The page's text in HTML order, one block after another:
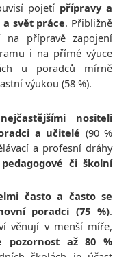
pojetí přípravy a
svět práce. Přibližně
na přípravě zapojení
i na přímé výuce
u poradců mírně
výukou (58 %).
nejčastějšími nositeli
a učitelé (90 %
a profesní dráhy
či školní
často a často se
poradci (75 %).
věnují v menší míře,
pozornost až 80 %